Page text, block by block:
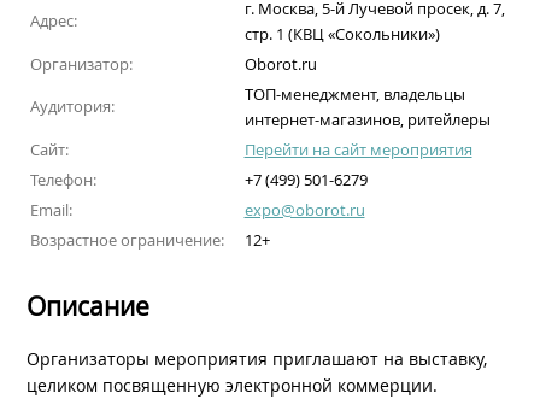
Адрес:
г. Москва, 5-й Лучевой просек, д. 7,
стр. 1 (КВЦ «Сокольники»)
Организатор:
Oborot.ru
Аудитория:
ТОП-менеджмент, владельцы
интернет-магазинов, ритейлеры
Сайт:
Перейти на сайт мероприятия
Телефон:
+7 (499) 501-6279
Email:
expo@oborot.ru
Возрастное ограничение:
12+
Описание
Организаторы мероприятия приглашают на выставку,
целиком посвященную электронной коммерции.